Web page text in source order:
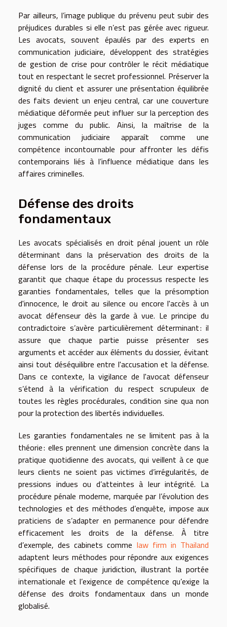
Par ailleurs, l’image publique du prévenu peut subir des
préjudices durables si elle n’est pas gérée avec rigueur.
Les avocats, souvent épaulés par des experts en
communication judiciaire, développent des stratégies
de gestion de crise pour contrôler le récit médiatique
tout en respectant le secret professionnel. Préserver la
dignité du client et assurer une présentation équilibrée
des faits devient un enjeu central, car une couverture
médiatique déformée peut influer sur la perception des
juges comme du public. Ainsi, la maîtrise de la
communication judiciaire apparaît comme une
compétence incontournable pour affronter les défis
contemporains liés à l’influence médiatique dans les
affaires criminelles.
Défense des droits
fondamentaux
Les avocats spécialisés en droit pénal jouent un rôle
déterminant dans la préservation des droits de la
défense lors de la procédure pénale. Leur expertise
garantit que chaque étape du processus respecte les
garanties fondamentales, telles que la présomption
d'innocence, le droit au silence ou encore l'accès à un
avocat défenseur dès la garde à vue. Le principe du
contradictoire s’avère particulièrement déterminant : il
assure que chaque partie puisse présenter ses
arguments et accéder aux éléments du dossier, évitant
ainsi tout déséquilibre entre l'accusation et la défense.
Dans ce contexte, la vigilance de l'avocat défenseur
s’étend à la vérification du respect scrupuleux de
toutes les règles procédurales, condition sine qua non
pour la protection des libertés individuelles.
Les garanties fondamentales ne se limitent pas à la
théorie : elles prennent une dimension concrète dans la
pratique quotidienne des avocats, qui veillent à ce que
leurs clients ne soient pas victimes d’irrégularités, de
pressions indues ou d’atteintes à leur intégrité. La
procédure pénale moderne, marquée par l’évolution des
technologies et des méthodes d’enquête, impose aux
praticiens de s’adapter en permanence pour défendre
efficacement les droits de la défense. À titre
d’exemple, des cabinets comme law firm in Thailand
adaptent leurs méthodes pour répondre aux exigences
spécifiques de chaque juridiction, illustrant la portée
internationale et l’exigence de compétence qu’exige la
défense des droits fondamentaux dans un monde
globalisé.